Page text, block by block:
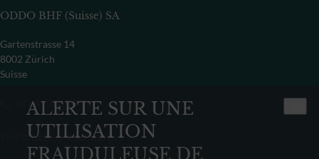
ALERTE SUR UNE
UTILISATION
FRAUDULEUSE DE
ODDO BHF (Suisse) SA
Gartenstrasse 14
8002 Zürich
Suisse
+41 44 209 75 11
Document à télécharger